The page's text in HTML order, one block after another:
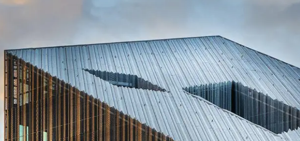
Découvrez
Mon
Espace de
travail